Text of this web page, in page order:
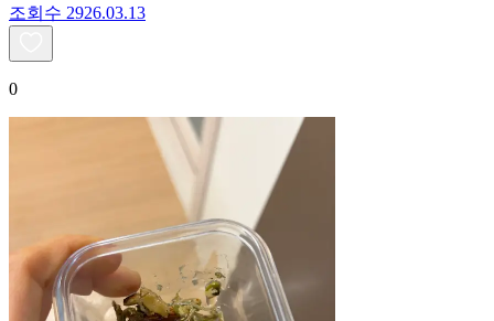
조회수 2926.03.13
0